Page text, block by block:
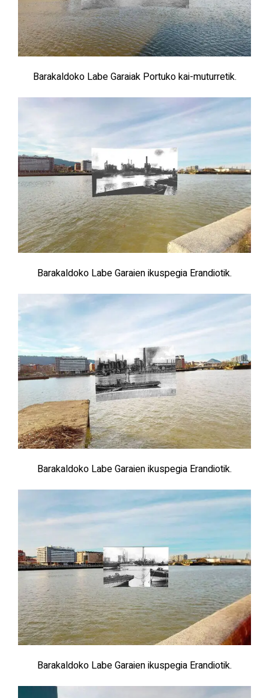
Barakaldoko Labe Garaiak Portuko kai-muturretik.
Barakaldoko Labe Garaien ikuspegia Erandiotik.
Barakaldoko Labe Garaien ikuspegia Erandiotik.
Barakaldoko Labe Garaien ikuspegia Erandiotik.